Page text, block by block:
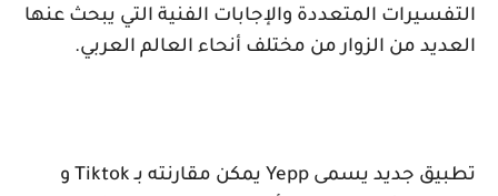
التفسيرات المتعددة والإجابات الفنية التي يبحث عنها
العديد من الزوار من مختلف أنحاء العالم العربي.
تطبيق جديد يسمى Yepp يمكن مقارنته بـ Tiktok و